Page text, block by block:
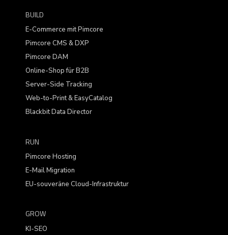
BUILD
E-Commerce mit Pimcore
Pimcore CMS & DXP
Pimcore DAM
Online-Shop für B2B
Server-Side Tracking
Web-to-Print & EasyCatalog
Blackbit Data Director
RUN
Pimcore Hosting
E-Mail Migration
EU-souveräne Cloud-Infrastruktur
GROW
KI-SEO